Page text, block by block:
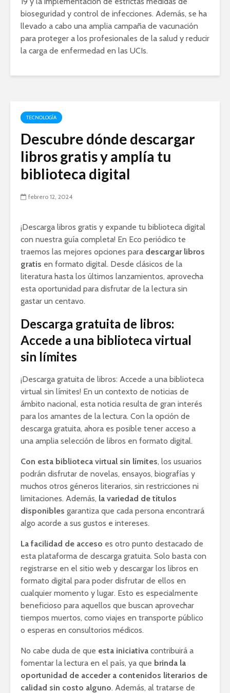
bioseguridad y control de infecciones. Además, se ha
llevado a cabo una amplia campaña de vacunación
para proteger a los profesionales de la salud y reducir
la carga de enfermedad en las UCIs.
TECNOLOGÍA
Descubre dónde descargar
libros gratis y amplía tu
biblioteca digital
febrero 12, 2024
¡Descarga libros gratis y expande tu biblioteca digital
con nuestra guía completa! En Eco periódico te
traemos las mejores opciones para descargar libros
gratis en formato digital. Desde clásicos de la
literatura hasta los últimos lanzamientos, aprovecha
esta oportunidad para disfrutar de la lectura sin
gastar un centavo.
Descarga gratuita de libros:
Accede a una biblioteca virtual
sin límites
¡Descarga gratuita de libros: Accede a una biblioteca
virtual sin límites! En un contexto de noticias de
ámbito nacional, esta noticia resulta de gran interés
para los amantes de la lectura. Con la opción de
descarga gratuita, ahora es posible tener acceso a
una amplia selección de libros en formato digital.
Con esta biblioteca virtual sin límites, los usuarios
podrán disfrutar de novelas, ensayos, biografías y
muchos otros géneros literarios, sin restricciones ni
limitaciones. Además, la variedad de títulos
disponibles garantiza que cada persona encontrará
algo acorde a sus gustos e intereses.
La facilidad de acceso es otro punto destacado de
esta plataforma de descarga gratuita. Solo basta con
registrarse en el sitio web y descargar los libros en
formato digital para poder disfrutar de ellos en
cualquier momento y lugar. Esto es especialmente
beneficioso para aquellos que buscan aprovechar
tiempos muertos, como viajes en transporte público
o esperas en consultorios médicos.
No cabe duda de que esta iniciativa contribuirá a
fomentar la lectura en el país, ya que brinda la
oportunidad de acceder a contenidos literarios de
calidad sin costo alguno. Además, al tratarse de